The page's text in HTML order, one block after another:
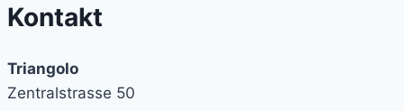
Kontakt
Triangolo
Zentralstrasse 50